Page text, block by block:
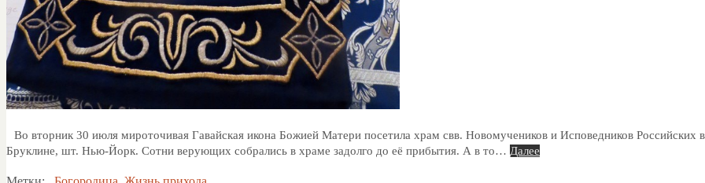
Во вторник 30 июля мироточивая Гавайская икона Божией Матери посетила храм свв. Новомучеников и Исповедников Российских в
Бруклине, шт. Нью-Йорк. Сотни верующих собрались в храме задолго до её прибытия. А в то… Далее